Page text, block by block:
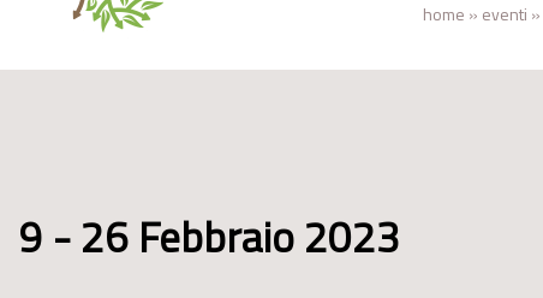
home » eventi »
9 - 26 Febbraio 2023